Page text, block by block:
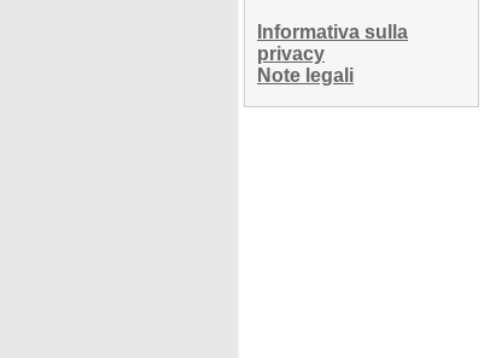
Informativa sulla
privacy
Note legali